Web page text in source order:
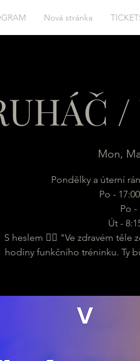
Nová stránka
Mon,
Pondělky a úterní
Po -
Po -
Út -
S heslem 🏋️‍♂️ "Ve zdravém těle